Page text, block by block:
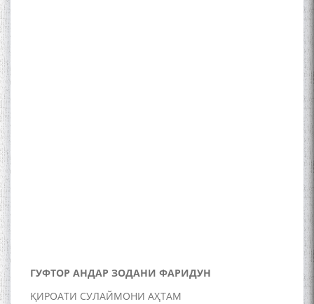
ГУФТОР АНДАР ЗОДАНИ ФАРИДУН
ҚИРОАТИ СУЛАЙМОНИ АҲТАМ
мезанад